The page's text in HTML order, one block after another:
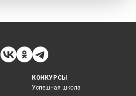
КОНКУРСЫ
Успешная школа